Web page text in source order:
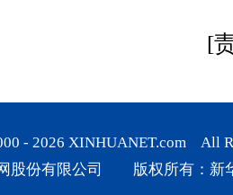
[
- 2026 XINHUANET.com All
股份有限公司 版权所有：新